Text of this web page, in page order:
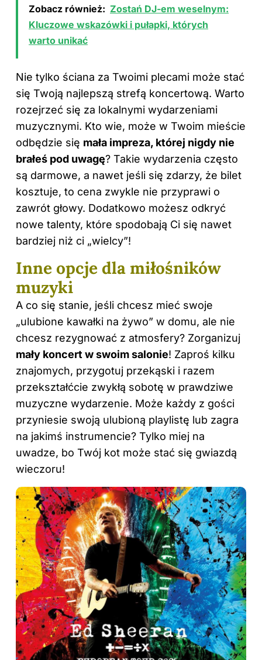
Zobacz również: Zostań DJ-em weselnym:
Kluczowe wskazówki i pułapki, których
warto unikać
Nie tylko ściana za Twoimi plecami może stać
się Twoją najlepszą strefą koncertową. Warto
rozejrzeć się za lokalnymi wydarzeniami
muzycznymi. Kto wie, może w Twoim mieście
odbędzie się mała impreza, której nigdy nie
brałeś pod uwagę? Takie wydarzenia często
są darmowe, a nawet jeśli się zdarzy, że bilet
kosztuje, to cena zwykle nie przyprawi o
zawrót głowy. Dodatkowo możesz odkryć
nowe talenty, które spodobają Ci się nawet
bardziej niż ci „wielcy”!
Inne opcje dla miłośników
muzyki
A co się stanie, jeśli chcesz mieć swoje
„ulubione kawałki na żywo” w domu, ale nie
chcesz rezygnować z atmosfery? Zorganizuj
mały koncert w swoim salonie! Zaproś kilku
znajomych, przygotuj przekąski i razem
przekształćcie zwykłą sobotę w prawdziwe
muzyczne wydarzenie. Może każdy z gości
przyniesie swoją ulubioną playlistę lub zagra
na jakimś instrumencie? Tylko miej na
uwadze, bo Twój kot może stać się gwiazdą
wieczoru!